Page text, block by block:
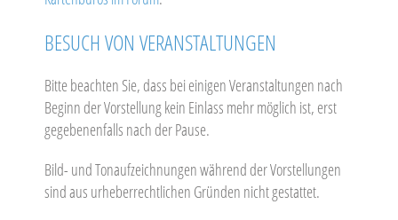
BESUCH VON VERANSTALTUNGEN
Bitte beachten Sie, dass bei einigen Veranstaltungen nach
Beginn der Vorstellung kein Einlass mehr möglich ist, erst
gegebenenfalls nach der Pause.
Bild- und Tonaufzeichnungen während der Vorstellungen
sind aus urheberrechtlichen Gründen nicht gestattet.